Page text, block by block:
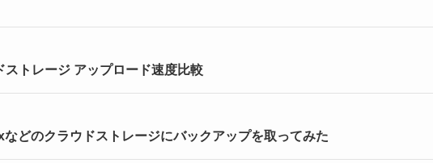
トレージ アップロード速度比較
どのクラウドストレージにバックアップを取ってみた